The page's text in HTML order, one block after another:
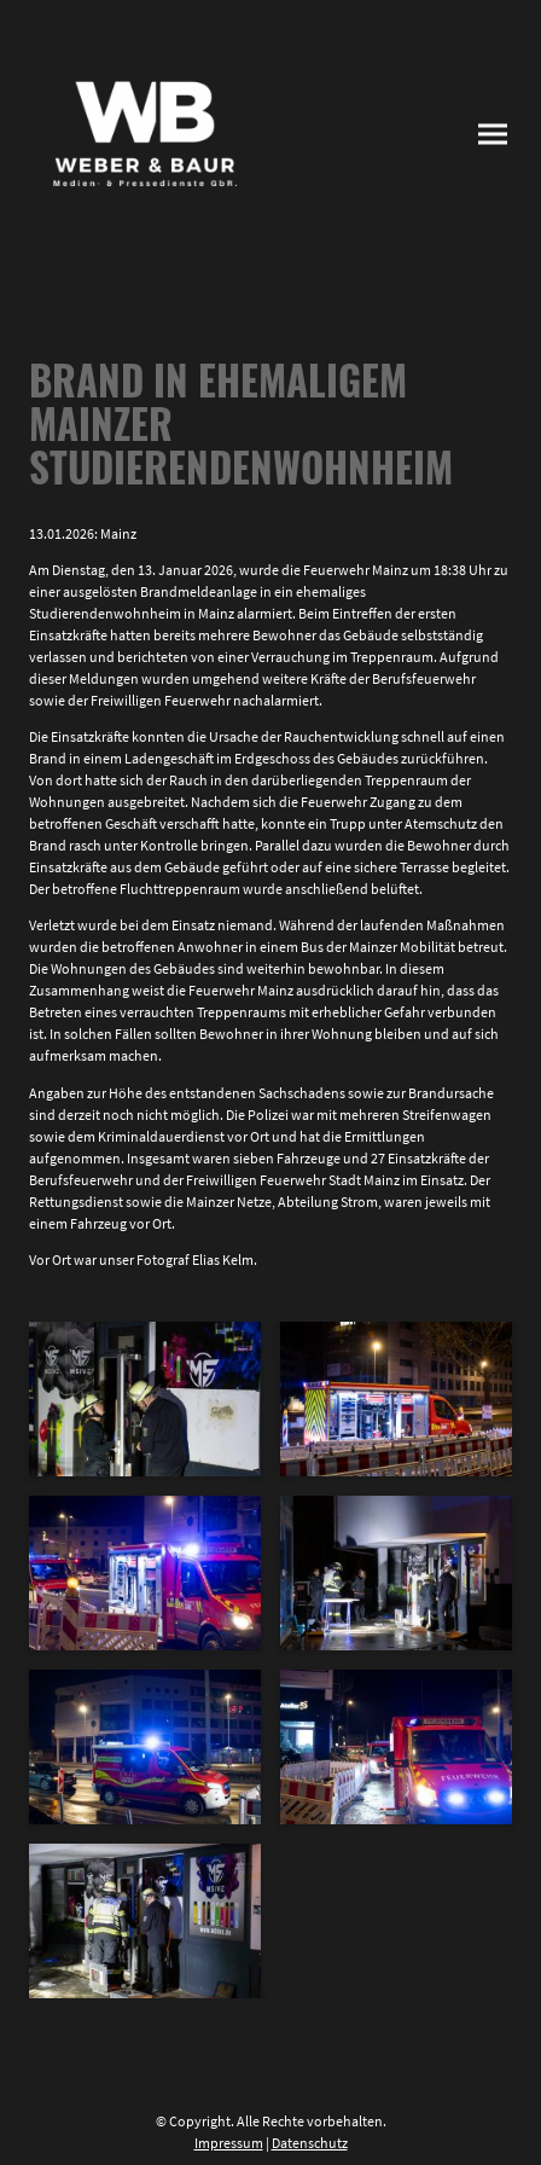
BRAND IN EHEMALIGEM
MAINZER
STUDIERENDENWOHNHEIM
13.01.2026: Mainz
Am Dienstag, den 13. Januar 2026, wurde die Feuerwehr Mainz um 18:38 Uhr zu
einer ausgelösten Brandmeldeanlage in ein ehemaliges
Studierendenwohnheim in Mainz alarmiert. Beim Eintreffen der ersten
Einsatzkräfte hatten bereits mehrere Bewohner das Gebäude selbstständig
verlassen und berichteten von einer Verrauchung im Treppenraum. Aufgrund
dieser Meldungen wurden umgehend weitere Kräfte der Berufsfeuerwehr
sowie der Freiwilligen Feuerwehr nachalarmiert.
Die Einsatzkräfte konnten die Ursache der Rauchentwicklung schnell auf einen
Brand in einem Ladengeschäft im Erdgeschoss des Gebäudes zurückführen.
Von dort hatte sich der Rauch in den darüberliegenden Treppenraum der
Wohnungen ausgebreitet. Nachdem sich die Feuerwehr Zugang zu dem
betroffenen Geschäft verschafft hatte, konnte ein Trupp unter Atemschutz den
Brand rasch unter Kontrolle bringen. Parallel dazu wurden die Bewohner durch
Einsatzkräfte aus dem Gebäude geführt oder auf eine sichere Terrasse begleitet.
Der betroffene Fluchttreppenraum wurde anschließend belüftet.
Verletzt wurde bei dem Einsatz niemand. Während der laufenden Maßnahmen
wurden die betroffenen Anwohner in einem Bus der Mainzer Mobilität betreut.
Die Wohnungen des Gebäudes sind weiterhin bewohnbar. In diesem
Zusammenhang weist die Feuerwehr Mainz ausdrücklich darauf hin, dass das
Betreten eines verrauchten Treppenraums mit erheblicher Gefahr verbunden
ist. In solchen Fällen sollten Bewohner in ihrer Wohnung bleiben und auf sich
aufmerksam machen.
Angaben zur Höhe des entstandenen Sachschadens sowie zur Brandursache
sind derzeit noch nicht möglich. Die Polizei war mit mehreren Streifenwagen
sowie dem Kriminaldauerdienst vor Ort und hat die Ermittlungen
aufgenommen. Insgesamt waren sieben Fahrzeuge und 27 Einsatzkräfte der
Berufsfeuerwehr und der Freiwilligen Feuerwehr Stadt Mainz im Einsatz. Der
Rettungsdienst sowie die Mainzer Netze, Abteilung Strom, waren jeweils mit
einem Fahrzeug vor Ort.
Vor Ort war unser Fotograf Elias Kelm.
© Copyright. Alle Rechte vorbehalten.
Impressum | Datenschutz